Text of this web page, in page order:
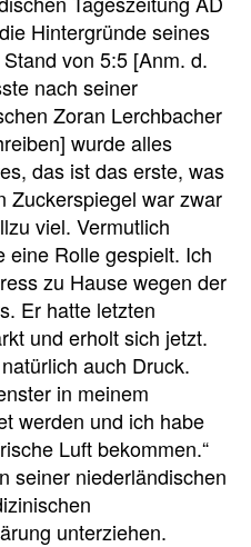
Hintergründe seines
von 5:5 [Anm. d.
nach seiner
Zoran Lerchbacher
wurde alles
das ist das erste, was
Zuckerspiegel war zwar
viel. Vermutlich
eine Rolle gespielt. Ich
zu Hause wegen der
Er hatte letzten
und erholt sich jetzt.
auch Druck.
in meinem
werden und ich habe
Luft bekommen.“
seiner niederländischen
unterziehen.